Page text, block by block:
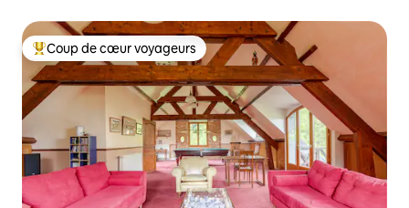
Coup de cœur voyageurs parmi les plus aimés
Coup de cœur voyageurs